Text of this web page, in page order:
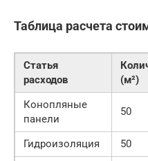
Таблица расчета
Статья
расходов
(м²)
Конопляные
панели
50
Гидроизоляция 50